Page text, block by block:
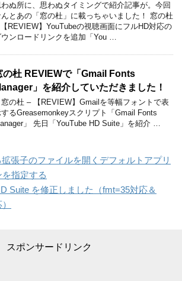
ぬ所に、思わぬタイミングで紹介記事が。今回
んとあの「窓の杜」に載っちゃいました！ 窓の杜
REVIEW】YouTubeの視聴画面にフルHD対応の
ウンロードリンクを追加「You …
の杜 REVIEWで「Gmail Fonts
」を紹介していただきました！
窓の杜 – 【REVIEW】Gmailを等幅フォントで表
るGreasemonkeyスクリプト「Gmail Fonts
」 先日「YouTube HD Suite」を紹介 …
張子のファイルを開くデフォルトアプリ
指定する
Suite を修正しました（fmt=35対応＆
スポンサードリンク